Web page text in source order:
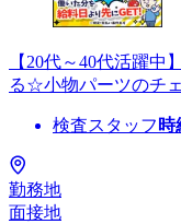
【20代～40代活躍
る☆小物パーツのチ
検査スタッフ 時
勤務地
面接地